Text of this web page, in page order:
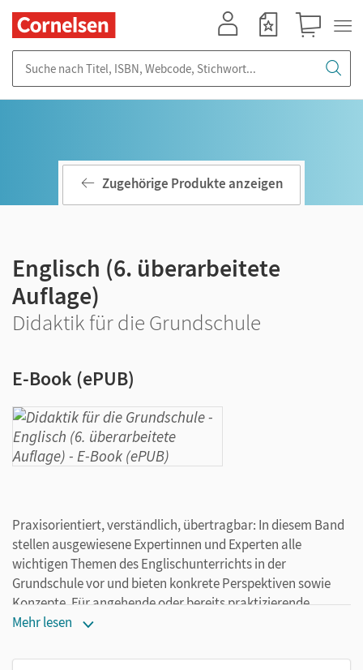
Zugehörige Produkte anzeigen
Englisch (6. überarbeitete
Auflage)
Didaktik für die Grundschule
E-Book (ePUB)
Praxisorientiert, verständlich, übertragbar: In diesem Band
stellen ausgewiesene Expertinnen und Experten alle
wichtigen Themen des Englischunterrichts in der
Grundschule vor und bieten konkrete Perspektiven sowie
Konzepte. Für angehende oder bereits praktizierende
Lehrer/-innen.
Mehr lesen